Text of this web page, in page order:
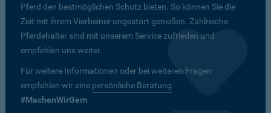
Pferd den bestmöglichen Schutz bieten. So können Sie die
Zeit mit ihrem Vierbeiner ungestört genießen. Zahlreiche
Pferdehalter sind mit unserem Service zufrieden und
empfehlen uns weiter.
Für weitere Informationen oder bei weiteren Fragen
empfehlen wir eine persönliche Beratung.
#MachenWirGern